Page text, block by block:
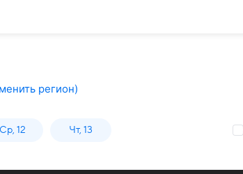
регион)
Ср, 12 Чт, 13